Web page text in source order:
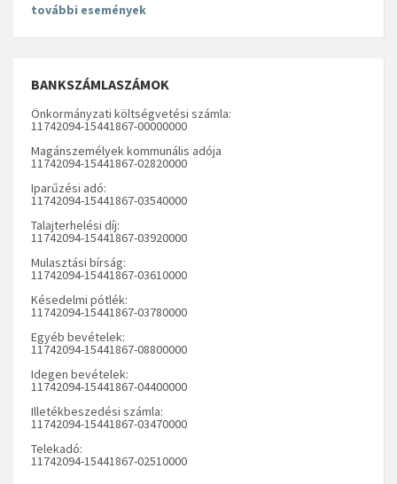
további események
BANKSZÁMLASZÁMOK
Önkormányzati költségvetési számla:
11742094-15441867-00000000
Magánszemélyek kommunális adója
11742094-15441867-02820000
Iparűzési adó:
11742094-15441867-03540000
Talajterhelési díj:
11742094-15441867-03920000
Mulasztási bírság:
11742094-15441867-03610000
Késedelmi pótlék:
11742094-15441867-03780000
Egyéb bevételek:
11742094-15441867-08800000
Idegen bevételek:
11742094-15441867-04400000
Illetékbeszedési számla:
11742094-15441867-03470000
Telekadó:
11742094-15441867-02510000